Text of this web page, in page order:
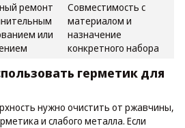
ремонт
или
Совместимость с
материалом и
назначение
конкретного набора
герметик для
нужно очистить от ржавчины,
и слабого металла. Если